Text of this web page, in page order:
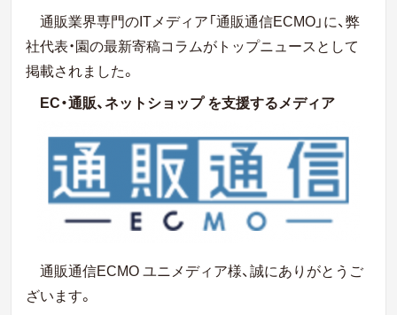
通販業界専門のITメディア「通販通信ECMO」に、弊
社代表・園の最新寄稿コラムがトップニュースとして
掲載されました。
EC・通販、ネットショップ を支援するメディア
通販通信ECMO ユニメディア様、誠にありがとうご
ざいます。